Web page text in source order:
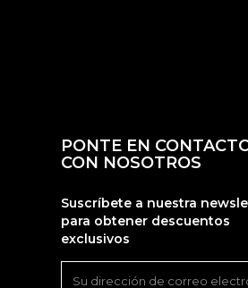
PONTE EN
CON NOSOTROS
Suscríbete a nuestra
para obtener descuentos
exclusivos